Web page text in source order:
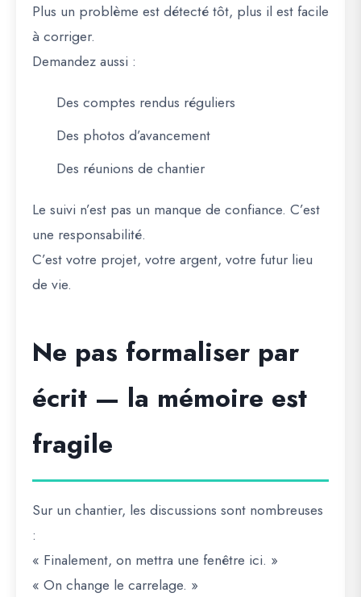
Plus un problème est détecté tôt, plus il est facile
à corriger.
Demandez aussi :
Des comptes rendus réguliers
Des photos d’avancement
Des réunions de chantier
Le suivi n’est pas un manque de confiance. C’est
une responsabilité.
C’est votre projet, votre argent, votre futur lieu
de vie.
Ne pas formaliser par
écrit — la mémoire est
fragile
Sur un chantier, les discussions sont nombreuses
:
« Finalement, on mettra une fenêtre ici. »
« On change le carrelage. »